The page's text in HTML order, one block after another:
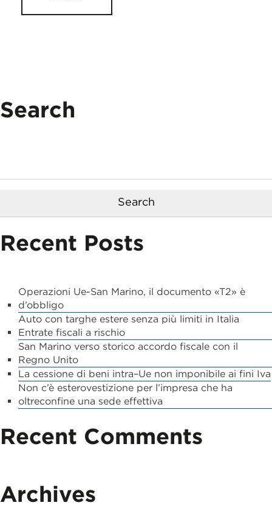
Search
Recent Posts
Operazioni Ue-San Marino, il documento «T2» è
d’obbligo
Auto con targhe estere senza più limiti in Italia
Entrate fiscali a rischio
San Marino verso storico accordo fiscale con il
Regno Unito
La cessione di beni intra–Ue non imponibile ai fini Iva
Non c’è esterovestizione per l’impresa che ha
oltreconfine una sede effettiva
Recent Comments
Archives